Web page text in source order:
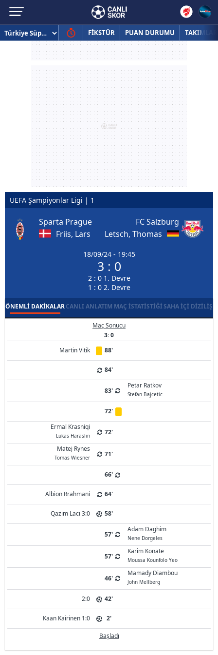
FİKSTÜR PUAN DURUMU TAKIMLAR
UEFA Şampiyonlar Ligi | 1
Sparta Prague
Friis, Lars
18/09/24 - 19:45
3 : 0
2 : 0 1. Devre
1 : 0 2. Devre
FC Salzburg
Letsch, Thomas
ÖNEMLI DAKIKALARCANLI ANLATIM MAÇ İSTATISTIĞISAHA İÇI DIZILIŞ
Maç Sonucu
3: 0
Martin Vitik
88'
84'
83'
Petar Ratkov
Stefan Bajcetic
72'
Ermal Krasniqi
Lukas Haraslin
72'
Matej Rynes
Tomas Wiesner 71'
66'
Albion Rrahmani 64'
Qazim Laci 3:0 58'
57'
Adam Daghim
Nene Dorgeles
57'
Karim Konate
Moussa Kounfolo Yeo
46'
Mamady Diambou
John Mellberg
2:0 42'
Kaan Kairinen 1:0 2'
Başladı